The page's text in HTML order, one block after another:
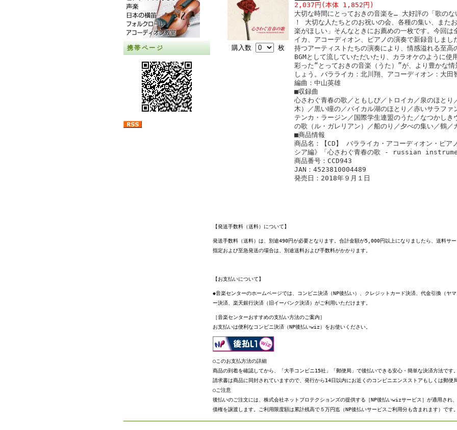
携帯ページ 購入数 枚
2,037円(本体 1,852円)
大切な時間にとっておきの音楽を… 大好評の「歌の
！ 大切な人たちとのお祝いの会、各種の集い、また
楽がほしい」そんなときにお薦めの一枚です。今回は
イカ、アコーディオン、ピアノの演奏で新録音しまし
持つアーティストたちの演奏により、情感溢れる至高
BGMとして流していただいたり、カラオケのように使
彩った“とっておきの音楽（うた）”が、より豊かな
しょう。バラライカ：北川翔、アコーディオン：大
編曲：中山英雄
■収録曲
心さわぐ青春の歌／ともしび／トロイカ／泉のほとり
木）／黒い瞳の／バイカル湖のほとり／赤いサラファ
テンカ・ラージン／国際学生連盟のうた／なつかしき
の歌（ル・ガレリアン）／船のり／夕べの集い／鶴／
■商品情報
商品名：【CD】 バラライカ・アコーディオン・ピア
シア編》「心さわぐ青春の歌 - russian
商品番号：CCD943
JAN：4523810004489
発売日：2018年９月１日
【発送手数料（送料）について】
発送手数料（送料）は、別途490円が必要となります。合計金額が5,000円以上になりましたら、送料サ
指定および至急発送の場合は、別途送料および手数料がかかります。
【お支払いについて】
◆音楽センターのホームページでは、コンビニ決済（NP後払い）、クレジットカード決済、代金引換（ヤ
ー決済、楽天銀行決済（旧イーバンク決済）がご利用いただけます。
［音楽センターおすすめの支払い方法のご案内］
お支払いは便利なコンビニ決済（NP後払いwiz）をお使いください。
○このお支払方法の詳細
商品の到着を確認してから、「大手コンビニ15社」「郵便局」で後払いできる安心・簡単な決済方法です
請求書は商品に同封されていますので、発行から14日以内にお近くのコンビニエンスストアもしくは郵便
○ご注意
後払いのご注文には、株式会社ネットプロテクションズの提供する［NP後払いwizサービス］が適用され
債権を譲渡します。ご利用限度額は累計残高で５万円迄（NP後払いサービスご利用分も含まれます）です